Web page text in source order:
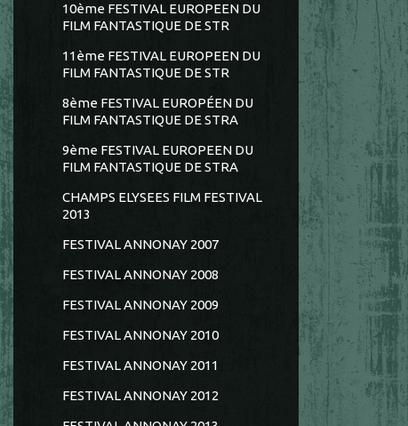
10ème FESTIVAL EUROPEEN DU
FILM FANTASTIQUE DE STR
11ème FESTIVAL EUROPEEN DU
FILM FANTASTIQUE DE STR
8ème FESTIVAL EUROPÉEN DU
FILM FANTASTIQUE DE STRA
9ème FESTIVAL EUROPEEN DU
FILM FANTASTIQUE DE STRA
CHAMPS ELYSEES FILM FESTIVAL
2013
FESTIVAL ANNONAY 2007
FESTIVAL ANNONAY 2008
FESTIVAL ANNONAY 2009
FESTIVAL ANNONAY 2010
FESTIVAL ANNONAY 2011
FESTIVAL ANNONAY 2012